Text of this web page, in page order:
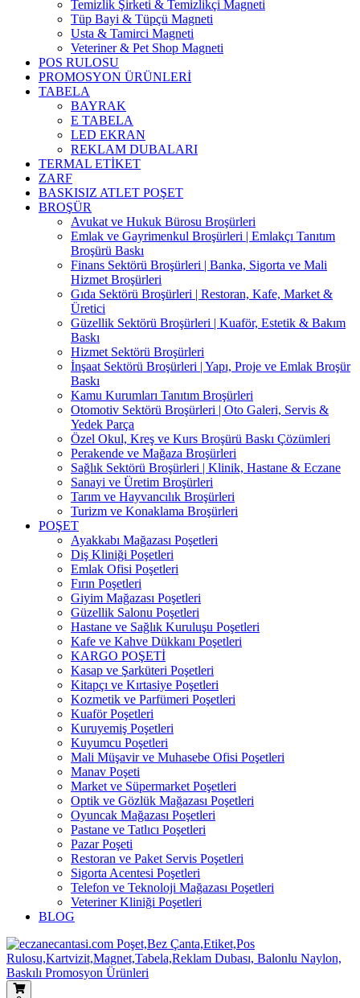
Temizlik Şirketi & Temizlikçi Magneti
Tüp Bayi & Tüpçü Magneti
Usta & Tamirci Magneti
Veteriner & Pet Shop Magneti
POS RULOSU
PROMOSYON ÜRÜNLERİ
TABELA
BAYRAK
E TABELA
LED EKRAN
REKLAM DUBALARI
TERMAL ETİKET
ZARF
BASKISIZ ATLET POŞET
BROŞÜR
Avukat ve Hukuk Bürosu Broşürleri
Emlak ve Gayrimenkul Broşürleri | Emlakçı Tanıtım
Broşürü Baskı
Finans Sektörü Broşürleri | Banka, Sigorta ve Mali
Hizmet Broşürleri
Gıda Sektörü Broşürleri | Restoran, Kafe, Market &
Üretici
Güzellik Sektörü Broşürleri | Kuaför, Estetik & Bakım
Baskı
Hizmet Sektörü Broşürleri
İnşaat Sektörü Broşürleri | Yapı, Proje ve Emlak Broşür
Baskı
Kamu Kurumları Tanıtım Broşürleri
Otomotiv Sektörü Broşürleri | Oto Galeri, Servis &
Yedek Parça
Özel Okul, Kreş ve Kurs Broşürü Baskı Çözümleri
Perakende ve Mağaza Broşürleri
Sağlık Sektörü Broşürleri | Klinik, Hastane & Eczane
Sanayi ve Üretim Broşürleri
Tarım ve Hayvancılık Broşürleri
Turizm ve Konaklama Broşürleri
POŞET
Ayakkabı Mağazası Poşetleri
Diş Kliniği Poşetleri
Emlak Ofisi Poşetleri
Fırın Poşetleri
Giyim Mağazası Poşetleri
Güzellik Salonu Poşetleri
Hastane ve Sağlık Kuruluşu Poşetleri
Kafe ve Kahve Dükkanı Poşetleri
KARGO POŞETİ
Kasap ve Şarküteri Poşetleri
Kitapçı ve Kırtasiye Poşetleri
Kozmetik ve Parfümeri Poşetleri
Kuaför Poşetleri
Kuruyemiş Poşetleri
Kuyumcu Poşetleri
Mali Müşavir ve Muhasebe Ofisi Poşetleri
Manav Poşeti
Market ve Süpermarket Poşetleri
Optik ve Gözlük Mağazası Poşetleri
Oyuncak Mağazası Poşetleri
Pastane ve Tatlıcı Poşetleri
Pazar Poşeti
Restoran ve Paket Servis Poşetleri
Sigorta Acentesi Poşetleri
Telefon ve Teknoloji Mağazası Poşetleri
Veteriner Kliniği Poşetleri
BLOG